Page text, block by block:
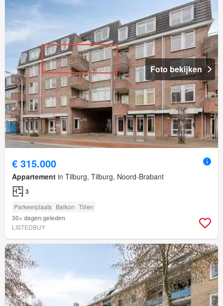
Foto bekijken
€ 315.000
Appartement in Tilburg, Tilburg, Noord-Brabant
3
Parkeerplaats Balkon Tillen
30+ dagen geleden
LISTEDBUY